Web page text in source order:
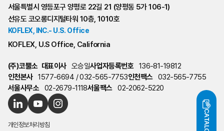
CATALOG
서울특별시 영등포구 양평로 22길 21 (양평동 5가 106-1)
선유도 코오롱디지털타워 10층, 1010호
KOFLEX, INC.- U.S. Office
KOFLEX, U.S Office, California
(주)코뿔소 대표이사 오승일사업자등록번호 136-81-19812
인천본사 1577-6694 / 032-565-7753인천팩스 032-565-7755
서울사무소 02-2679-1118서울팩스 02-2062-5220
개인정보처리방침